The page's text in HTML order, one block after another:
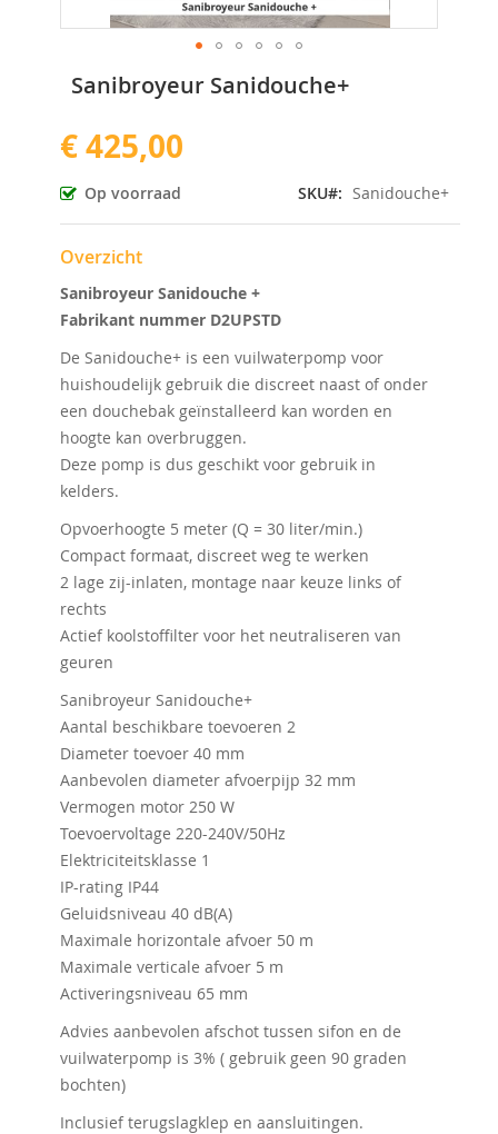
Sanibroyeur Sanidouche+
€ 425,00
Op voorraad SKU Sanidouche+
Overzicht
Sanibroyeur Sanidouche +
Fabrikant nummer D2UPSTD
De Sanidouche+ is een vuilwaterpomp voor
huishoudelijk gebruik die discreet naast of onder
een douchebak geïnstalleerd kan worden en
hoogte kan overbruggen.
Deze pomp is dus geschikt voor gebruik in
kelders.
Opvoerhoogte 5 meter (Q = 30 liter/min.)
Compact formaat, discreet weg te werken
2 lage zij-inlaten, montage naar keuze links of
rechts
Actief koolstoffilter voor het neutraliseren van
geuren
Sanibroyeur Sanidouche+
Aantal beschikbare toevoeren 2
Diameter toevoer 40 mm
Aanbevolen diameter afvoerpijp 32 mm
Vermogen motor 250 W
Toevoervoltage 220-240V/50Hz
Elektriciteitsklasse 1
IP-rating IP44
Geluidsniveau 40 dB(A)
Maximale horizontale afvoer 50 m
Maximale verticale afvoer 5 m
Activeringsniveau 65 mm
Advies aanbevolen afschot tussen sifon en de
vuilwaterpomp is 3% ( gebruik geen 90 graden
bochten)
Inclusief terugslagklep en aansluitingen.
naar
begin
van
de
afbeeldingen-
gallerij